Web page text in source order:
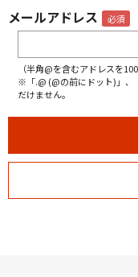
メールアドレス
（半角@を含むアドレスを
※「.@ (@の前にドット)」、
だけません。